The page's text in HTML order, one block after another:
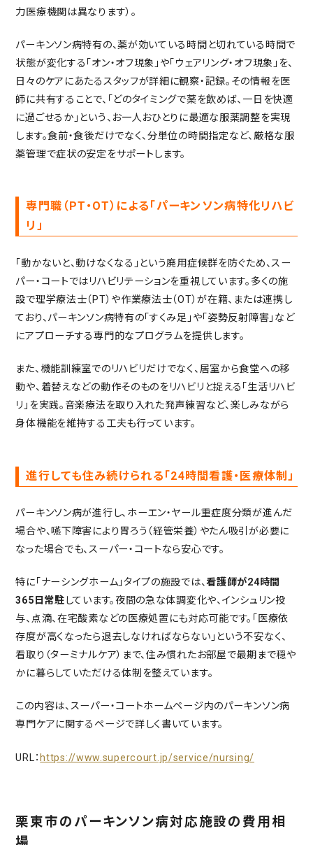
力医療機関は異なります）。
パーキンソン病特有の、薬が効いている時間と切れている時間で
状態が変化する「オン・オフ現象」や「ウェアリング・オフ現象」を、
日々のケアにあたるスタッフが詳細に観察・記録。その情報を医
師に共有することで、「どのタイミングで薬を飲めば、一日を快適
に過ごせるか」という、お一人おひとりに最適な服薬調整を実現
します。食前・食後だけでなく、分単位の時間指定など、厳格な服
薬管理で症状の安定をサポートします。
専門職（PT・OT）による「パーキンソン病特化リハビ
リ」
「動かないと、動けなくなる」という廃用症候群を防ぐため、スー
パー・コートではリハビリテーションを重視しています。多くの施
設で理学療法士（PT）や作業療法士（OT）が在籍、または連携し
ており、パーキンソン病特有の「すくみ足」や「姿勢反射障害」など
にアプローチする専門的なプログラムを提供します。
また、機能訓練室でのリハビリだけでなく、居室から食堂への移
動や、着替えなどの動作そのものをリハビリと捉える「生活リハビ
リ」を実践。音楽療法を取り入れた発声練習など、楽しみながら
身体機能を維持する工夫も行っています。
進行しても住み続けられる「24時間看護・医療体制」
パーキンソン病が進行し、ホーエン・ヤール重症度分類が進んだ
場合や、嚥下障害により胃ろう（経管栄養）やたん吸引が必要に
なった場合でも、スーパー・コートなら安心です。
特に「ナーシングホーム」タイプの施設では、看護師が24時間
365日常駐しています。夜間の急な体調変化や、インシュリン投
与、点滴、在宅酸素などの医療処置にも対応可能です。「医療依
存度が高くなったら退去しなければならない」という不安なく、
看取り（ターミナルケア）まで、住み慣れたお部屋で最期まで穏や
かに暮らしていただける体制を整えています。
この内容は、スーパー・コートホームページ内のパーキンソン病
専門ケアに関するページで詳しく書いています。
URL： https://www.supercourt.jp/service/nursing/
栗東市のパーキンソン病対応施設の費用相